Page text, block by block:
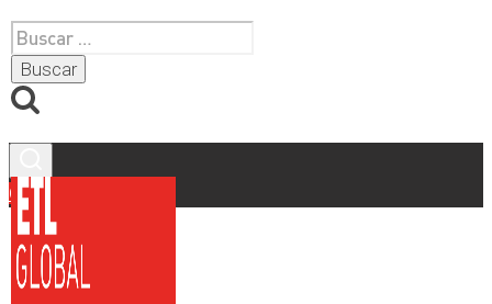
Buscar:
Contacto